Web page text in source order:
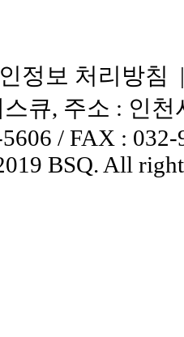
정보 처리방침
큐, 주소 : 인
/ FAX : 032-
BSQ. All